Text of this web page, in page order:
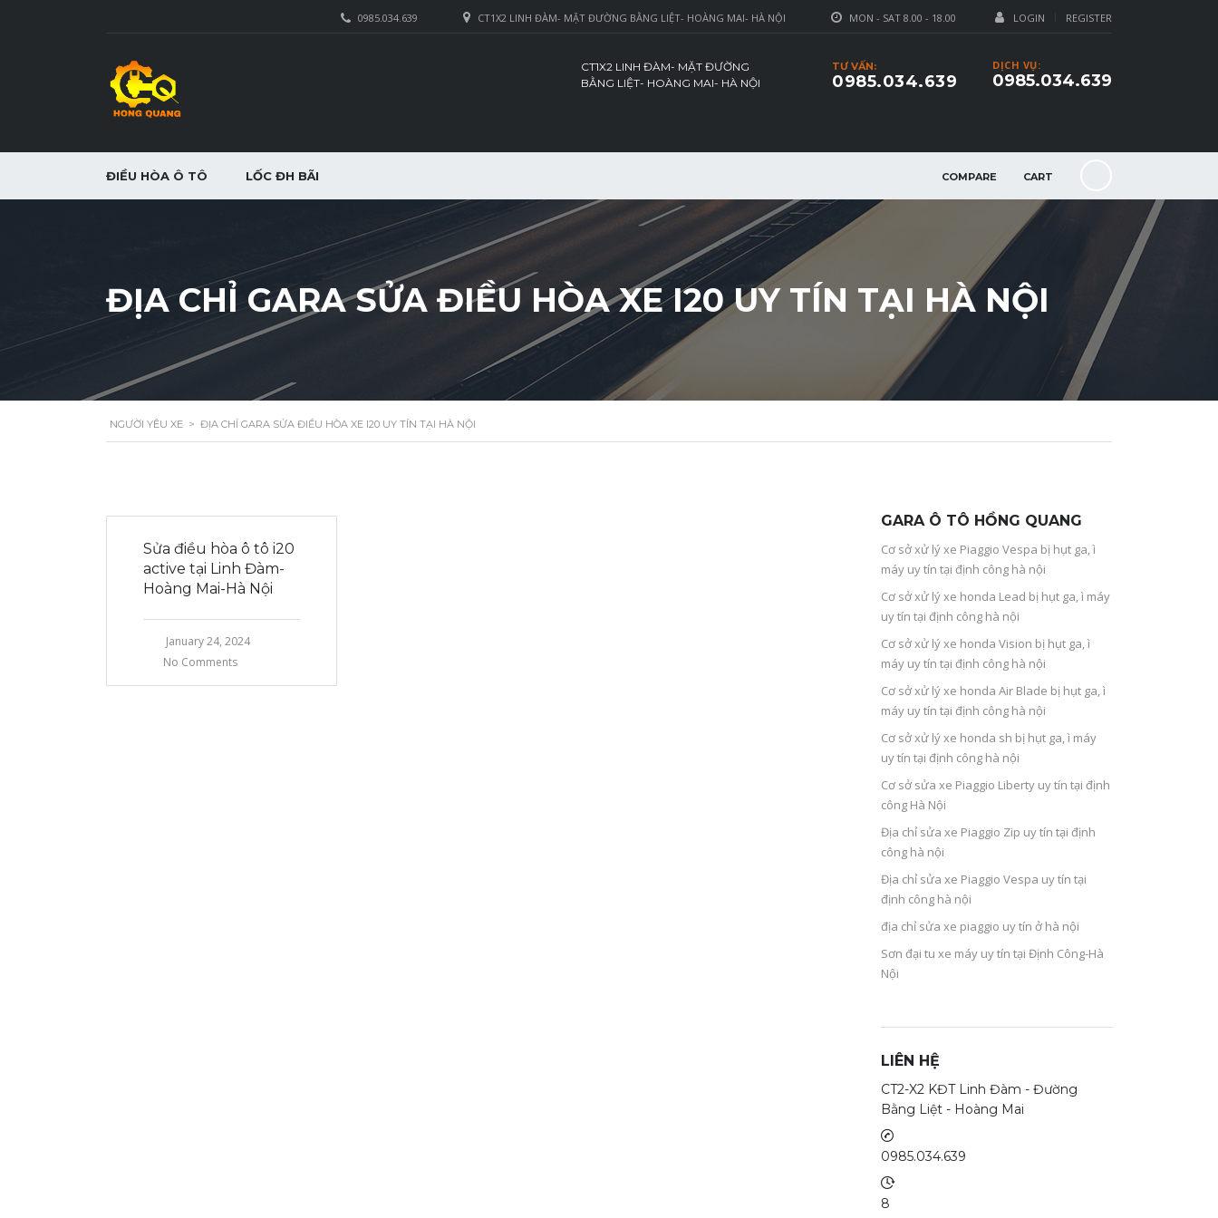
LOGIN REGISTER
MON - SAT 8.00 - 18.00
CT1X2 LINH ĐÀM- MẶT ĐƯỜNG BẰNG LIỆT- HOÀNG MAI- HÀ NỘI
0985.034.639
DỊCH VỤ:
0985.034.639
TƯ VẤN:
0985.034.639
CT1X2 LINH ĐÀM- MẶT ĐƯỜNG
BẰNG LIỆT- HOÀNG MAI- HÀ NỘI
COMPARE CART
ĐIỀU HÒA Ô TÔ LỐC ĐH BÃI
ĐỊA CHỈ GARA SỬA ĐIỀU HÒA XE I20 UY TÍN TẠI HÀ NỘI
NGƯỜI YÊU XE > ĐỊA CHỈ GARA SỬA ĐIỀU HÒA XE I20 UY TÍN TẠI HÀ NỘI
Sửa điều hòa ô tô i20
active tại Linh Đàm-
Hoàng Mai-Hà Nội
January 24, 2024
No Comments
GARA Ô TÔ HỒNG QUANG
Cơ sở xử lý xe Piaggio Vespa bị hụt ga, ì
máy uy tín tại định công hà nội
Cơ sở xử lý xe honda Lead bị hụt ga, ì máy
uy tín tại định công hà nội
Cơ sở xử lý xe honda Vision bị hụt ga, ì
máy uy tín tại định công hà nội
Cơ sở xử lý xe honda Air Blade bị hụt ga, ì
máy uy tín tại định công hà nội
Cơ sở xử lý xe honda sh bị hụt ga, ì máy
uy tín tại định công hà nội
Cơ sở sửa xe Piaggio Liberty uy tín tại định
công Hà Nội
Địa chỉ sửa xe Piaggio Zip uy tín tại định
công hà nội
Địa chỉ sửa xe Piaggio Vespa uy tín tại
định công hà nội
địa chỉ sửa xe piaggio uy tín ở hà nội
Sơn đại tu xe máy uy tín tại Định Công-Hà
Nội
LIÊN HỆ
CT2-X2 KĐT Linh Đàm - Đường
Bằng Liệt - Hoàng Mai
0985.034.639
8